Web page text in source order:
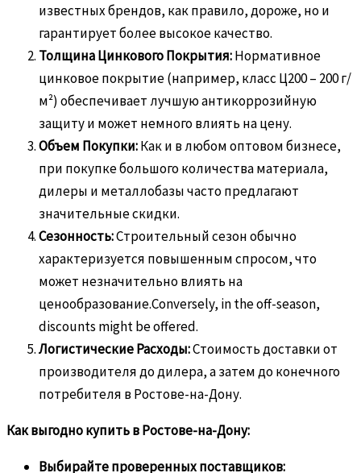
известных брендов, как правило, дороже, но и
гарантирует более высокое качество.
Толщина Цинкового Покрытия:Нормативное
цинковое покрытие (например, класс Ц200 – 200 г/
м²) обеспечивает лучшую антикоррозийную
защиту и может немного влиять на цену.
Объем Покупки:Как и в любом оптовом бизнесе,
при покупке большого количества материала,
дилеры и металлобазы часто предлагают
значительные скидки.
Сезонность:Строительный сезон обычно
характеризуется повышенным спросом, что
может незначительно влиять на
ценообразование.Conversely, in the off-season,
discounts might be offered.
Логистические Расходы:Стоимость доставки от
производителя до дилера, а затем до конечного
потребителя в Ростове-на-Дону.
Как выгодно купить в Ростове-на-Дону:
Выбирайте проверенных поставщиков: